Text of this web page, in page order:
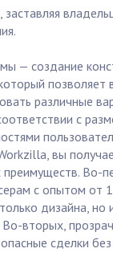
— создание
позволяет
различные
с
вы
Во-
с опытом от
дизайна, но
Во-вторых,
сделки